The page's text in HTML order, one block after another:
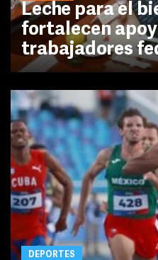
Leche para el
fortalecen
trabajadores
DEPORTES